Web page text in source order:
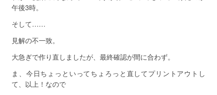
午後3時。
そして……
見解の不一致。
大急ぎで作り直しましたが、最終確認が間に合わず。
ま、今日ちょっといってちょろっと直してプリントアウトし
て、以上！なので